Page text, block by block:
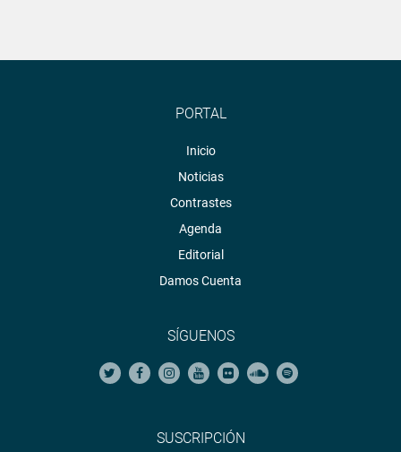
PORTAL
Inicio
Noticias
Contrastes
Agenda
Editorial
Damos Cuenta
SÍGUENOS
SUSCRIPCIÓN